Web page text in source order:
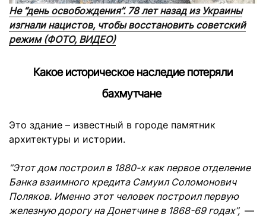
Не “день освобождения”. 78 лет назад из Украины
изгнали нацистов, чтобы восстановить советский
режим (ФОТО, ВИДЕО)
Какое историческое наследие потеряли
бахмутчане
Это здание – известный в городе памятник
архитектуры и истории.
“Этот дом построил в 1880-х как первое отделение
Банка взаимного кредита Самуил Соломонович
Поляков. Именно этот человек построил первую
железную дорогу на Донетчине в 1868-69 годах”, —